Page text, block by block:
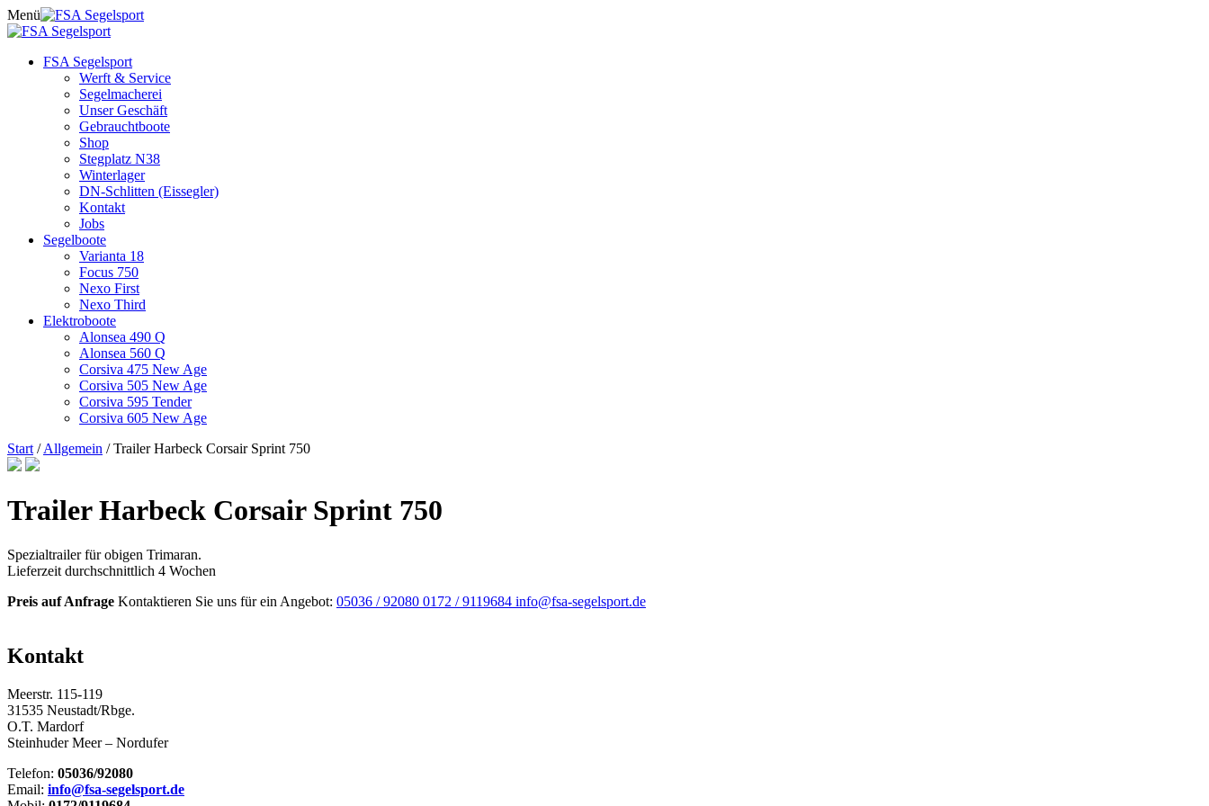
Skip
to
Menü
FSA Segelsport
Werft & Service
Segelmacherei
Unser Geschäft
Gebrauchtboote
Shop
Stegplatz N38
Winterlager
DN-Schlitten (Eissegler)
Kontakt
Jobs
Segelboote
Varianta 18
Focus 750
Nexo First
Nexo Third
Elektroboote
Alonsea 490 Q
Alonsea 560 Q
Corsiva 475 New Age
Corsiva 505 New Age
Corsiva 595 Tender
Corsiva 605 New Age
Start /Allgemein / Trailer Harbeck Corsair Sprint 750
Trailer Harbeck Corsair Sprint 750
Spezialtrailer für obigen Trimaran.
Lieferzeit durchschnittlich 4 Wochen
Preis auf Anfrage Kontaktieren Sie uns für ein Angebot: 05036 / 92080 0172 / 9119684 info@fsa-segelsport.de
Kontakt
Meerstr. 115-119
31535 Neustadt/Rbge.
O.T. Mardorf
Steinhuder Meer – Nordufer
Telefon: 05036/92080
Email: info@fsa-segelsport.de